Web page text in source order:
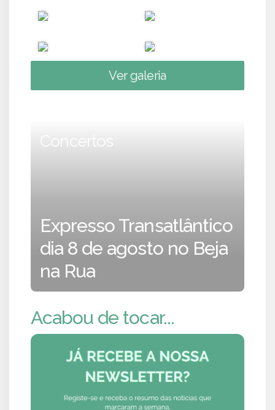
Ver galeria
Concertos
Expresso Transatlântico
dia 8 de agosto no Beja
na Rua
Acabou de tocar...